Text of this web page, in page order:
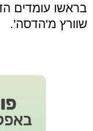
בראשו עומדים
שוורץ מ'הדסה'.